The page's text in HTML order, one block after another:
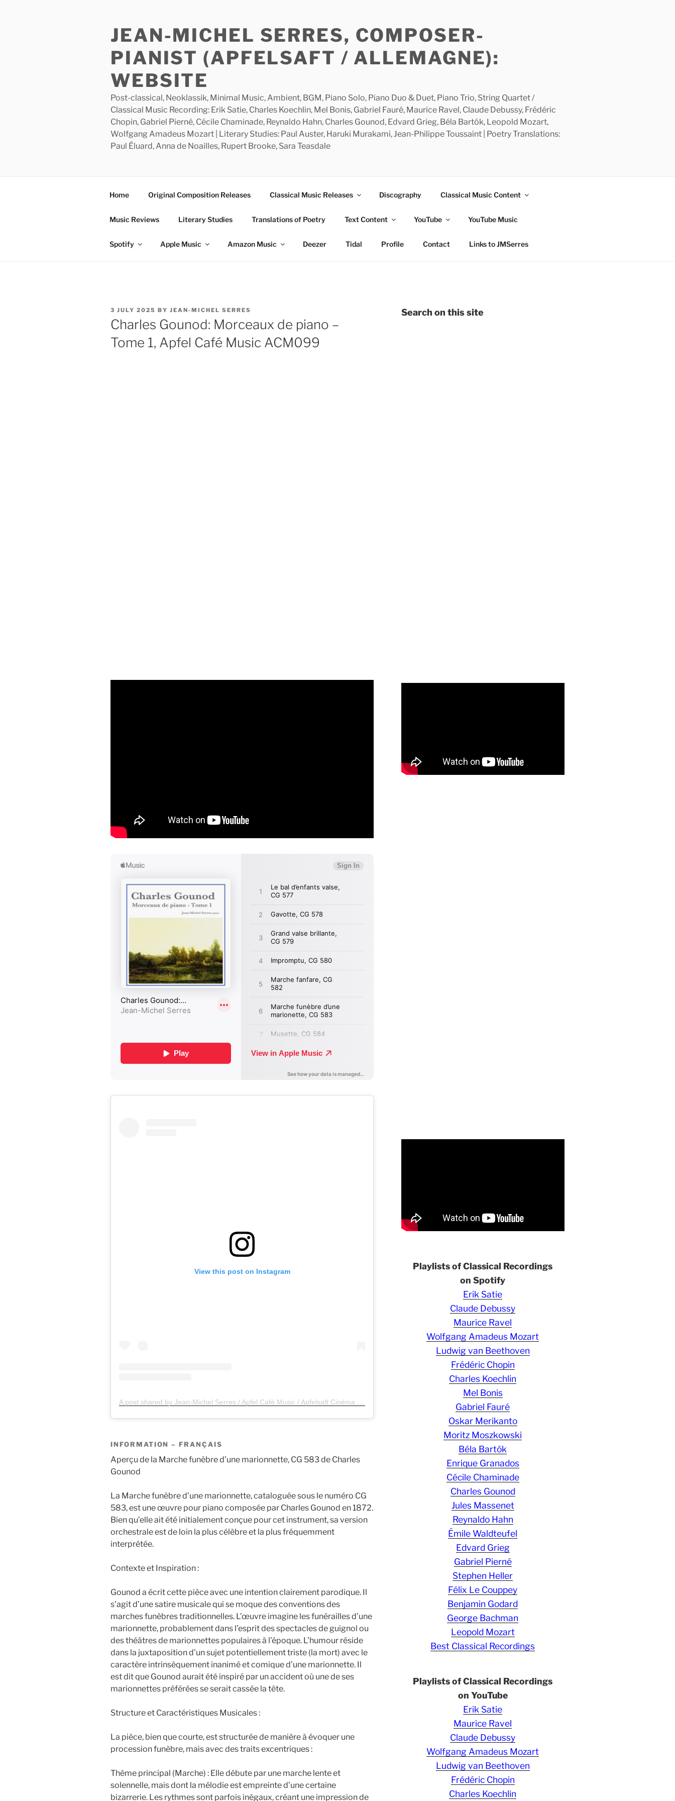
JEAN-MICHEL SERRES, COMPOSER-
PIANIST (APFELSAFT / ALLEMAGNE):
WEBSITE
Post-classical, Neoklassik, Minimal Music, Ambient, BGM, Piano Solo, Piano Duo & Duet, Piano Trio, String Quartet /
Classical Music Recording: Erik Satie, Charles Koechlin, Mel Bonis, Gabriel Fauré, Maurice Ravel, Claude Debussy, Frédéric
Chopin, Gabriel Pierné, Cécile Chaminade, Reynaldo Hahn, Charles Gounod, Edvard Grieg, Béla Bartók, Leopold Mozart,
Wolfgang Amadeus Mozart | Literary Studies: Paul Auster, Haruki Murakami, Jean-Philippe Toussaint | Poetry Translations:
Paul Éluard, Anna de Noailles, Rupert Brooke, Sara Teasdale
Home Original Composition Releases Classical Music Releases Discography Classical Music Content
Music Reviews Literary Studies Translations of Poetry Text Content YouTube YouTube Music
Spotify Apple Music Amazon Music Deezer Tidal Profile Contact Links to JMSerres
POSTED
ON
3 JULY 2025 BY JEAN-MICHEL SERRES
Charles Gounod: Morceaux de piano –
Tome 1, Apfel Café Music ACM099
View this post on Instagram
A post shared by Jean-Michel Serres / Apfel Café Music / Apfelsaft Cinéma Music (@jeanmichelserres.apfel)
INFORMATION – FRANÇAIS
Aperçu de la Marche funèbre d’une marionnette, CG 583 de Charles
Gounod
La Marche funèbre d’une marionnette, cataloguée sous le numéro CG
583, est une œuvre pour piano composée par Charles Gounod en 1872.
Bien qu’elle ait été initialement conçue pour cet instrument, sa version
orchestrale est de loin la plus célèbre et la plus fréquemment
interprétée.
Contexte et Inspiration :
Gounod a écrit cette pièce avec une intention clairement parodique. Il
s’agit d’une satire musicale qui se moque des conventions des
marches funèbres traditionnelles. L’œuvre imagine les funérailles d’une
marionnette, probablement dans l’esprit des spectacles de guignol ou
des théâtres de marionnettes populaires à l’époque. L’humour réside
dans la juxtaposition d’un sujet potentiellement triste (la mort) avec le
caractère intrinsèquement inanimé et comique d’une marionnette. Il
est dit que Gounod aurait été inspiré par un accident où une de ses
marionnettes préférées se serait cassée la tête.
Structure et Caractéristiques Musicales :
La pièce, bien que courte, est structurée de manière à évoquer une
procession funèbre, mais avec des traits excentriques :
Thème principal (Marche) : Elle débute par une marche lente et
solennelle, mais dont la mélodie est empreinte d’une certaine
bizarrerie. Les rythmes sont parfois inégaux, créant une impression de
Search on this site
Playlists of Classical Recordings
on Spotify
Erik Satie
Claude Debussy
Maurice Ravel
Wolfgang Amadeus Mozart
Ludwig van Beethoven
Frédéric Chopin
Charles Koechlin
Mel Bonis
Gabriel Fauré
Oskar Merikanto
Moritz Moszkowski
Béla Bartók
Enrique Granados
Cécile Chaminade
Charles Gounod
Jules Massenet
Reynaldo Hahn
Émile Waldteufel
Edvard Grieg
Gabriel Pierné
Stephen Heller
Félix Le Couppey
Benjamin Godard
George Bachman
Leopold Mozart
Best Classical Recordings
Playlists of Classical Recordings
on YouTube
Erik Satie
Maurice Ravel
Claude Debussy
Wolfgang Amadeus Mozart
Ludwig van Beethoven
Frédéric Chopin
Charles Koechlin